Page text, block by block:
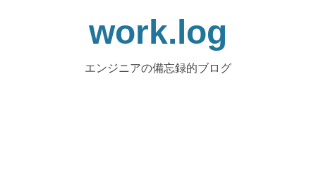
work.log
エンジニアの備忘録的ブログ